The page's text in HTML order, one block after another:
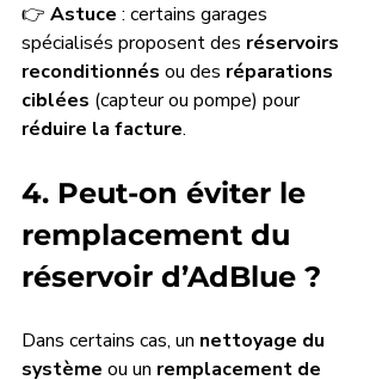
👉 Astuce : certains garages
spécialisés proposent des réservoirs
reconditionnés ou des réparations
ciblées (capteur ou pompe) pour
réduire la facture.
4. Peut-on éviter le
remplacement du
réservoir d’AdBlue ?
Dans certains cas, un nettoyage du
système ou un remplacement de